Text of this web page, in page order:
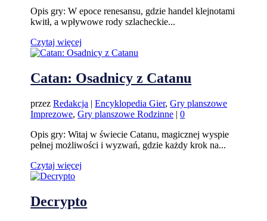
Opis gry: W epoce renesansu, gdzie handel klejnotami
kwitł, a wpływowe rody szlacheckie...
Czytaj więcej
Catan: Osadnicy z Catanu
przezRedakcja |Encyklopedia Gier,Gry planszowe
Imprezowe,Gry planszowe Rodzinne |0
Opis gry: Witaj w świecie Catanu, magicznej wyspie
pełnej możliwości i wyzwań, gdzie każdy krok na...
Czytaj więcej
Decrypto